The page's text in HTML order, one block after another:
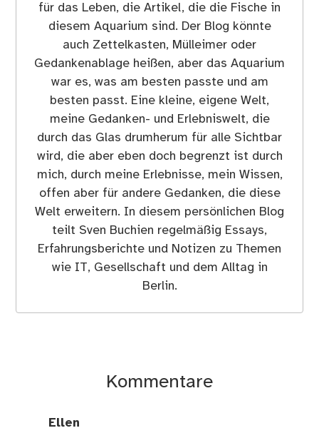
für das Leben, die Artikel, die die Fische in
diesem Aquarium sind. Der Blog könnte
auch Zettelkasten, Mülleimer oder
Gedankenablage heißen, aber das Aquarium
war es, was am besten passte und am
besten passt. Eine kleine, eigene Welt,
meine Gedanken- und Erlebniswelt, die
durch das Glas drumherum für alle Sichtbar
wird, die aber eben doch begrenzt ist durch
mich, durch meine Erlebnisse, mein Wissen,
offen aber für andere Gedanken, die diese
Welt erweitern. In diesem persönlichen Blog
teilt Sven Buchien regelmäßig Essays,
Erfahrungsberichte und Notizen zu Themen
wie IT, Gesellschaft und dem Alltag in
Berlin.
Kommentare
Ellen